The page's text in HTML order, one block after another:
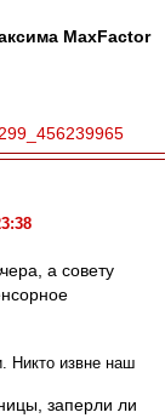
MaxFactor
а совету
Никто извне наш
заперли ли